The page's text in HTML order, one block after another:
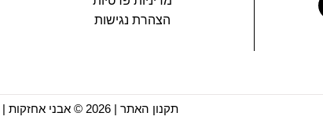
הצהרת נגישות
תקנון האתר | 2026 © אבני אחזקות |